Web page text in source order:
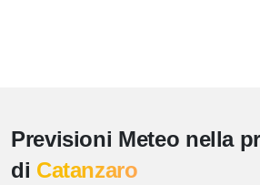
Previsioni Meteo nella
di Catanzaro